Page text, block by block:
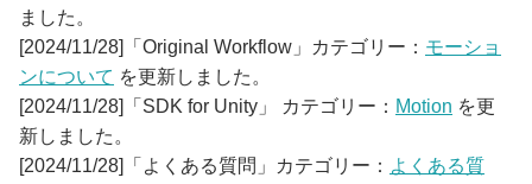
ました。
[2024/11/28]「Original Workflow」カテゴリー： モーショ
ンについて を更新しました。
[2024/11/28]「SDK for Unity」 カテゴリー： Motion を更
新しました。
[2024/11/28]「よくある質問」カテゴリー： よくある質